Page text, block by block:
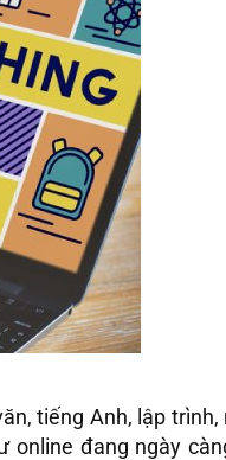
tiếng Anh, lập
online đang ngày